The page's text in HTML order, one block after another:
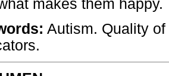
makes them happy.
Autism. Quality